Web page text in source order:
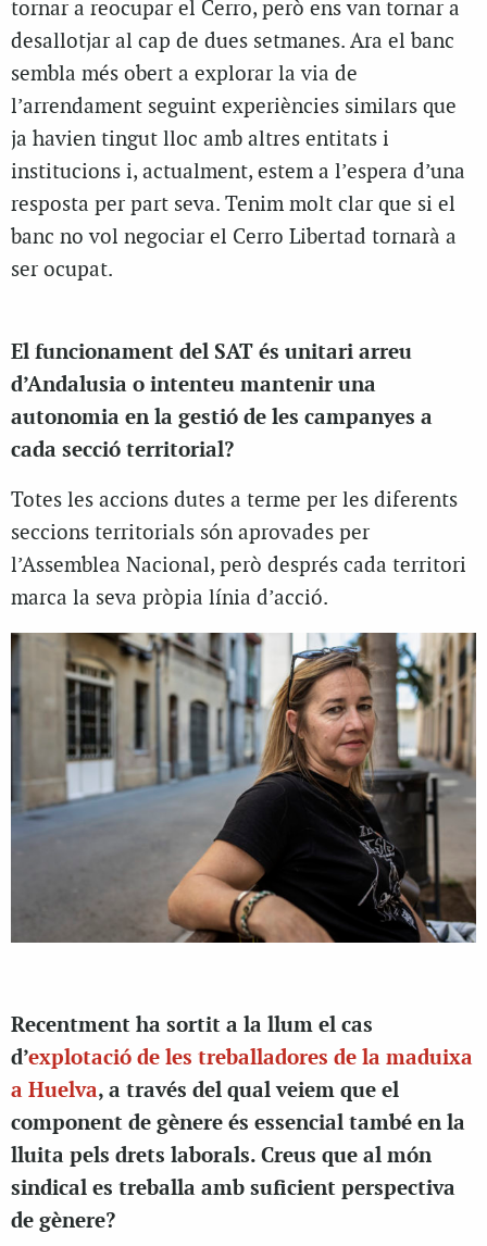
tornar a reocupar el Cerro, però ens van tornar a
desallotjar al cap de dues setmanes. Ara el banc
sembla més obert a explorar la via de
l’arrendament seguint experiències similars que
ja havien tingut lloc amb altres entitats i
institucions i, actualment, estem a l’espera d’una
resposta per part seva. Tenim molt clar que si el
banc no vol negociar el Cerro Libertad tornarà a
ser ocupat.
El funcionament del SAT és unitari arreu
d’Andalusia o intenteu mantenir una
autonomia en la gestió de les campanyes a
cada secció territorial?
Totes les accions dutes a terme per les diferents
seccions territorials són aprovades per
l’Assemblea Nacional, però després cada territori
marca la seva pròpia línia d’acció.
Recentment ha sortit a la llum el cas
d’explotació de les treballadores de la maduixa
a Huelva, a través del qual veiem que el
component de gènere és essencial també en la
lluita pels drets laborals. Creus que al món
sindical es treballa amb suficient perspectiva
de gènere?